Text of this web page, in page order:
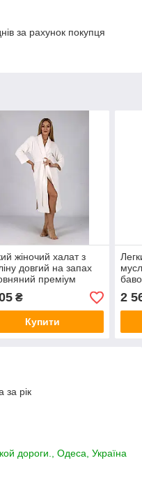
за рахунок покупця
жіночий халат з
довгий на запах
преміум
Nusa NS-0533
₴
Купити
2
за рік
дороги., Одеса, Україна